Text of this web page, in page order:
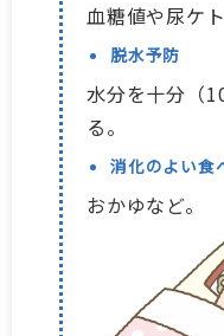
血糖値や尿ケ
脱水予防
水分を十分（
る。
消化のよい食
おかゆなど。